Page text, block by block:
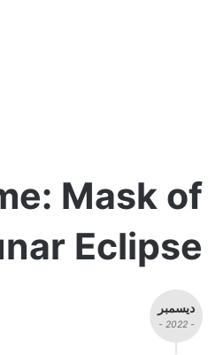
Mask of
Eclipse
ديسمبر
- 2022 -